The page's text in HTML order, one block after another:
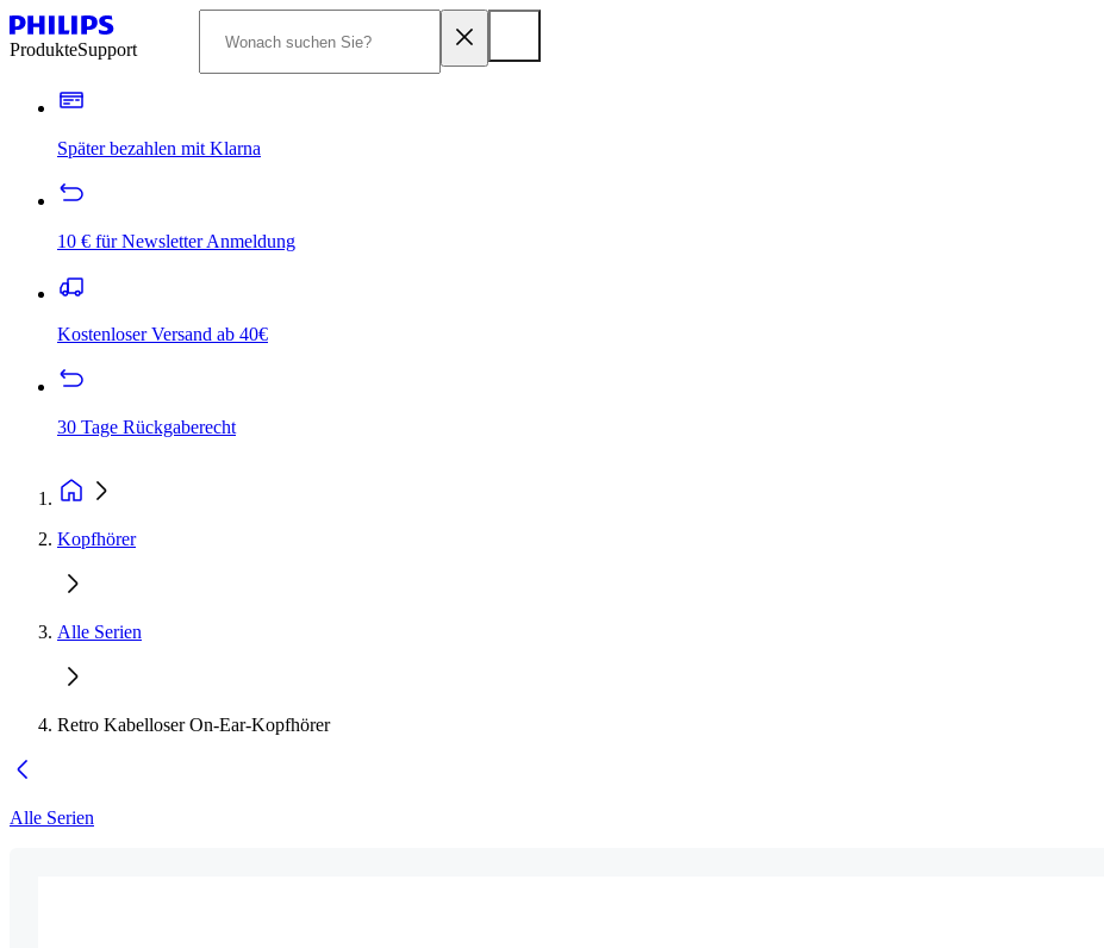
ProdukteSupport
Später bezahlen mit Klarna
10 € für Newsletter Anmeldung
Kostenloser Versand ab 40€
30 Tage Rückgaberecht
Kopfhörer
Alle Serien
Retro Kabelloser On-Ear-Kopfhörer
Alle Serien